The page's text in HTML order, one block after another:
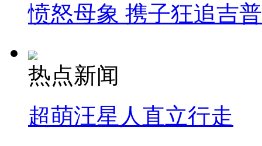
愤怒母象 携子狂追吉
热点新闻
超萌汪星人直立行走